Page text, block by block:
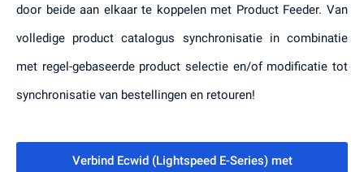
door beide aan elkaar te koppelen met Product Feeder. Van
volledige product catalogus synchronisatie in combinatie
met regel-gebaseerde product selectie en/of modificatie tot
synchronisatie van bestellingen en retouren!
Verbind Ecwid (Lightspeed E-Series) met